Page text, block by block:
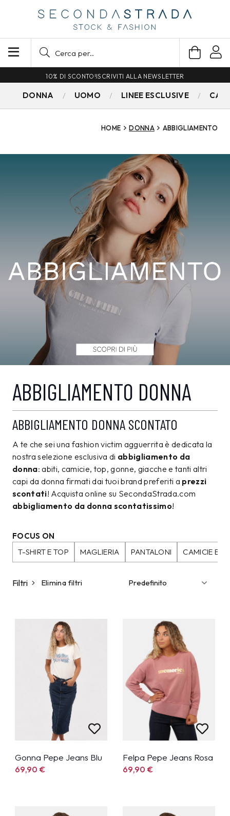
SPEDIZIONE GRATUITA PER ORDINI SUPERIORI A 79€
DONNA UOMO LINEE ESCLUSIVE
HOME DONNA ABBIGLIAMENTO
ABBIGLIAMENTO DONNA
ABBIGLIAMENTO DONNA SCONTATO
A te che sei una fashion victim agguerrita è dedicata la
nostra selezione esclusiva di abbigliamento da
donna: abiti, camicie, top, gonne, giacche e tanti altri
capi da donna firmati dai tuoi brand preferiti a prezzi
scontati! Acquista online su SecondaStrada.com
abbigliamento da donna scontatissimo!
FOCUS ON
T-SHIRT E TOP
MAGLIERIA PANTALONI CAMICIE E
Filtri Elimina filtri
Gonna Pepe Jeans Blu
69,90€
Felpa Pepe Jeans Rosa
69,90€